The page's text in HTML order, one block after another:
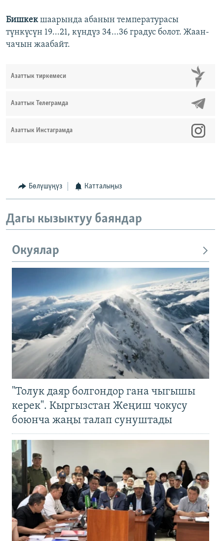
Бишкекшаарында абанын температурасы
түнкүсүн 19...21, күндүз 34...36 градус болот. Жаан-
чачын жаабайт.
Азаттык тиркемеси
Азаттык Телеграмда
Азаттык Инстаграмда
Бөлүшүңүз Катталыңыз
Дагы кызыктуу баяндар
Окуялар
"Толук даяр болгондор гана чыгышы
керек". Кыргызстан Жеңиш чокусу
боюнча жаңы талап сунуштады